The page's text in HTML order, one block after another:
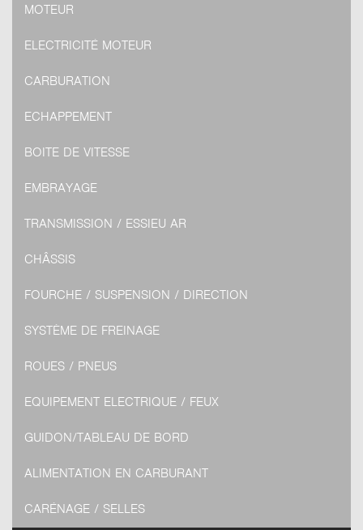
MOTEUR
ELECTRICITÉ MOTEUR
CARBURATION
ECHAPPEMENT
BOITE DE VITESSE
EMBRAYAGE
TRANSMISSION / ESSIEU AR
CHÂSSIS
FOURCHE / SUSPENSION / DIRECTION
SYSTÈME DE FREINAGE
ROUES / PNEUS
EQUIPEMENT ELECTRIQUE / FEUX
GUIDON/TABLEAU DE BORD
ALIMENTATION EN CARBURANT
CARÉNAGE / SELLES